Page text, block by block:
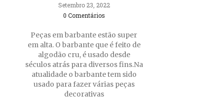
Setembro 23, 2022
0 Comentários
Peças em barbante estão super
em alta. O barbante que é feito de
algodão cru, é usado desde
séculos atrás para diversos fins.Na
atualidade o barbante tem sido
usado para fazer várias peças
decorativas